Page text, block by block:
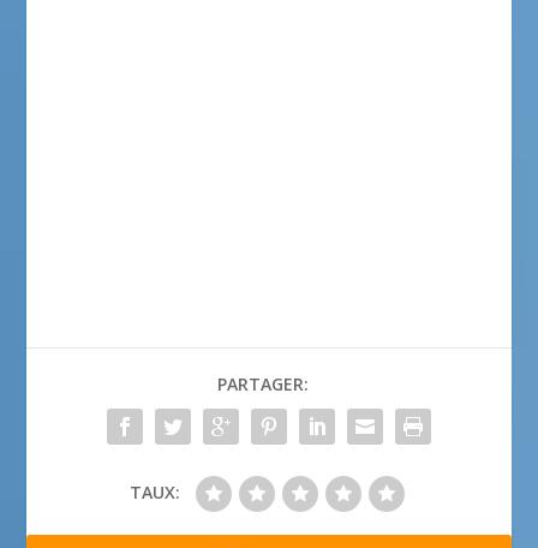
PARTAGER:
TAUX: